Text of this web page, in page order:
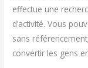
effectue une
d’activité. Vous
sans
convertir les gens